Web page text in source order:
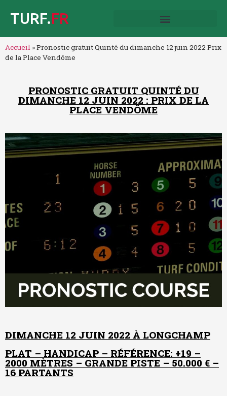
TURF.FR
Accueil »Pronostic gratuit Quinté du dimanche 12 juin 2022 Prix
de la Place Vendôme
PRONOSTIC GRATUIT QUINTÉ DU
DIMANCHE 12 JUIN 2022 : PRIX DE LA
PLACE VENDÔME
DIMANCHE 12 JUIN 2022 À LONGCHAMP
PLAT – HANDICAP – RÉFÉRENCE: +19 –
2000 MÈTRES – GRANDE PISTE – 50.000 € –
16 PARTANTS